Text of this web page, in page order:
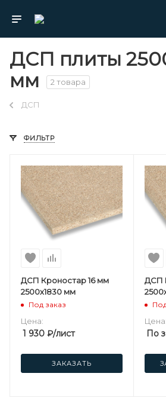
ДСП плиты
мм
2 товара
ДСП
ФИЛЬТР
ДСП Кроностар 16 мм
2500х1830 мм
Под заказ
Цена:
1 930 ₽/лист
ЗАКАЗАТЬ
ДСП
Цена:
По